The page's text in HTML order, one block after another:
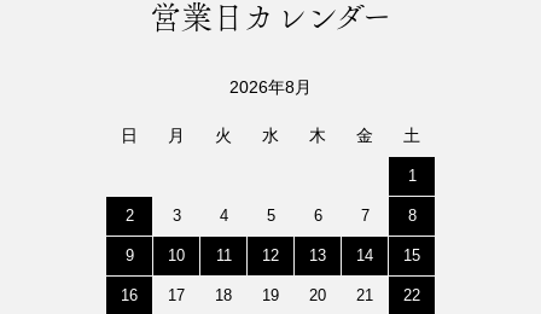
営業日カレンダー
2026年8月
日 月 火 水 木 金 土
1
2 3 4 5 6 7 8
9 10 11 12 13 14 15
16 17 18 19 20 21 22